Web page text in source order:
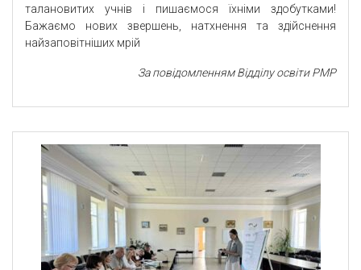
талановитих учнів і пишаємося їхніми здобутками!
Бажаємо нових звершень, натхнення та здійснення
найзаповітніших мрій
За повідомленням Відділу освіти РМР